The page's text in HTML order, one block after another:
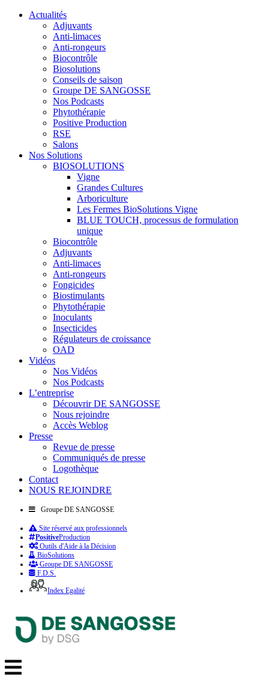
Actualités
Adjuvants
Anti-limaces
Anti-rongeurs
Biocontrôle
Biosolutions
Conseils de saison
Groupe DE SANGOSSE
Nos Podcasts
Phytothérapie
Positive Production
RSE
Salons
Nos Solutions
BIOSOLUTIONS
Vigne
Grandes Cultures
Arboriculture
Les Fermes BioSolutions Vigne
BLUE TOUCH, processus de formulation
unique
Biocontrôle
Adjuvants
Anti-limaces
Anti-rongeurs
Fongicides
Biostimulants
Phytothérapie
Inoculants
Insecticides
Régulateurs de croissance
OAD
Vidéos
Nos Vidéos
Nos Podcasts
L’entreprise
Découvrir DE SANGOSSE
Nous rejoindre
Accès Weblog
Presse
Revue de presse
Communiqués de presse
Logothèque
Contact
NOUS REJOINDRE
Groupe DE SANGOSSE
Site réservé aux professionnels
PositiveProduction
Outils d'Aide à la Décision
BioSolutions
Groupe DE SANGOSSE
F.D.S.
Index Egalité